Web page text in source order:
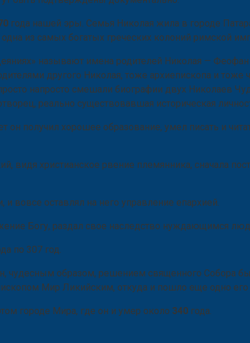
года нашей эры. Семья Николая жила в городе
из самых богатых греческих колоний римской
называют имена родителей Николая —
другого Николая, тоже архиепископа и тоже
напросто смешали биографии двух Николаев
реально существовавшая историческая
получил хорошее образование, умел писать и
христианское рвение племянника, сначала
вовсе оставлял на него управление епархией.
Богу, раздал свое наследство нуждающимся
по 307 год.
чудесным образом, решением священного Собора
Мир Ликийским, откуда и пошло еще одно
городе Мира, где он и умер около 340 года.